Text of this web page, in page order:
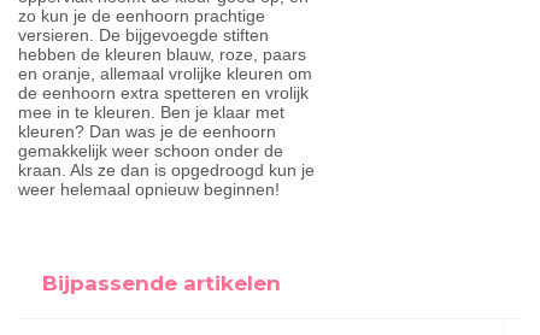
zo kun je de eenhoorn prachtige
versieren. De bijgevoegde stiften
hebben de kleuren blauw, roze, paars
en oranje, allemaal vrolijke kleuren om
de eenhoorn extra spetteren en vrolijk
mee in te kleuren. Ben je klaar met
kleuren? Dan was je de eenhoorn
gemakkelijk weer schoon onder de
kraan. Als ze dan is opgedroogd kun je
weer helemaal opnieuw beginnen!
Bijpassende artikelen